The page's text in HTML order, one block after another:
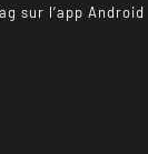
sur l’app Android